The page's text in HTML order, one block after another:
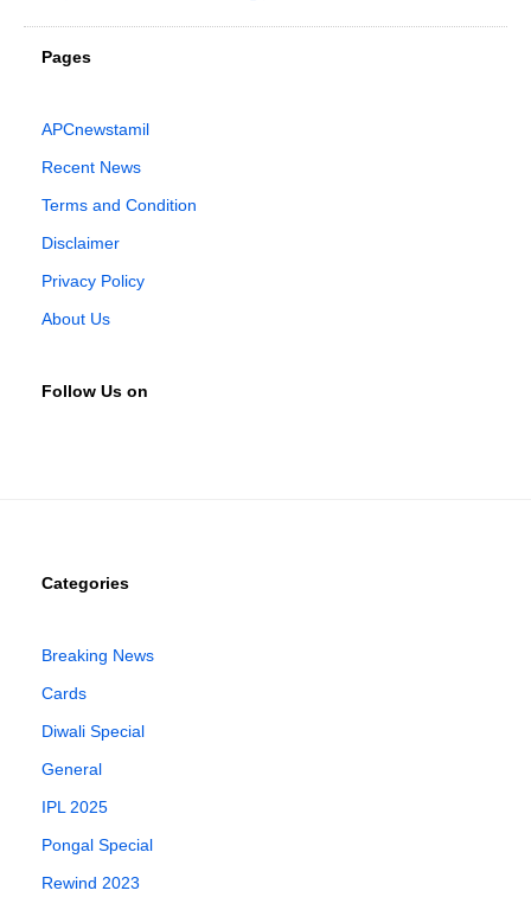
Pages
APCnewstamil
Recent News
Terms and Condition
Disclaimer
Privacy Policy
About Us
Follow Us on
Categories
Breaking News
Cards
Diwali Special
General
IPL 2025
Pongal Special
Rewind 2023